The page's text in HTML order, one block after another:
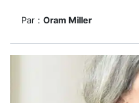
Par : Oram Miller